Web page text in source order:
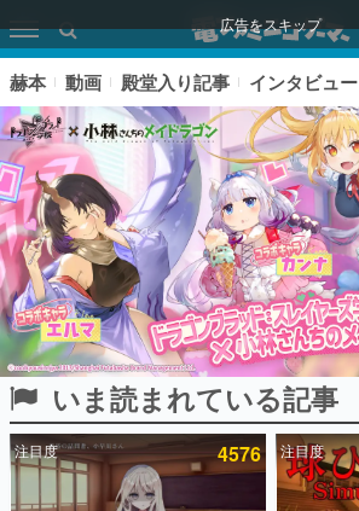
広告をスキップ
ピックアップ
電ファミのいま読まれている記事ランキング
赫本 動画 殿堂入り記事 インタビュー
いま読まれている記事
注目度 4576 注目度